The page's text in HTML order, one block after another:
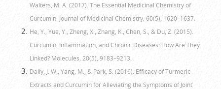
Walters, M. A. (2017). The Essential Medicinal Chemistry of
Curcumin. Journal of Medicinal Chemistry, 60(5), 1620–1637.
He, Y., Yue, Y., Zheng, X., Zhang, K., Chen, S., & Du, Z. (2015).
Curcumin, Inflammation, and Chronic Diseases: How Are They
Linked? Molecules, 20(5), 9183–9213.
Daily, J. W., Yang, M., & Park, S. (2016). Efficacy of Turmeric
Extracts and Curcumin for Alleviating the Symptoms of Joint